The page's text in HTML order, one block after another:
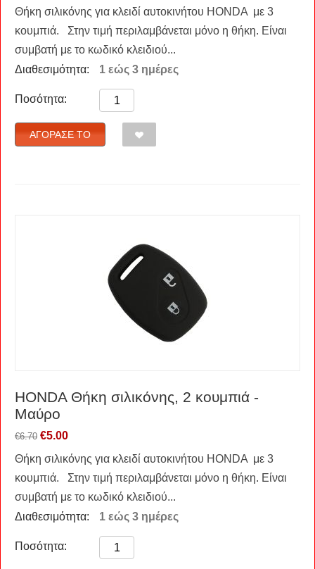
Θήκη σιλικόνης για κλειδί αυτοκινήτου HONDA με 3
κουμπιά. Στην τιμή περιλαμβάνεται μόνο η θήκη. Είναι
συμβατή με το κωδικό κλειδιού...
Διαθεσιμότητα:
1 εώς 3 ημέρες
Ποσότητα:
ΑΓΌΡΑΣΈ ΤΟ
HONDA Θήκη σιλικόνης, 2 κουμπιά -
Μαύρο
€6.70 €5.00
Θήκη σιλικόνης για κλειδί αυτοκινήτου HONDA με 3
κουμπιά. Στην τιμή περιλαμβάνεται μόνο η θήκη. Είναι
συμβατή με το κωδικό κλειδιού...
Διαθεσιμότητα:
1 εώς 3 ημέρες
Ποσότητα: